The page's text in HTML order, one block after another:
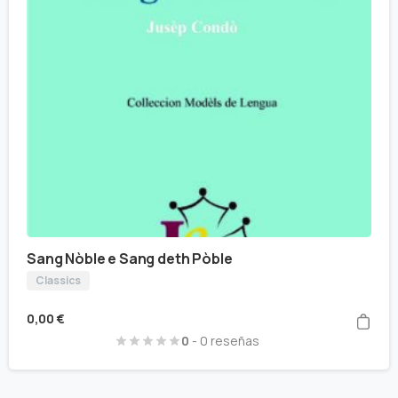
Sang Nòble e Sang deth Pòble
Classics
0,00 €
0 - 0 reseñas